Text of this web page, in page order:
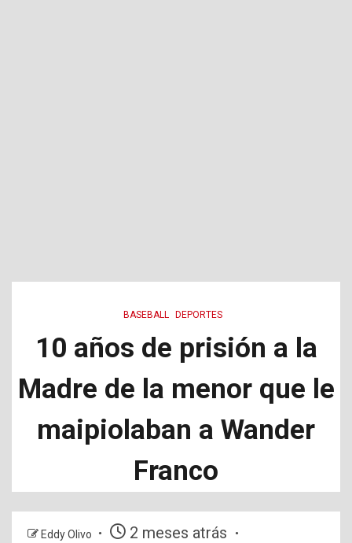
BASEBALL DEPORTES
10 años de prisión a la
Madre de la menor que le
maipiolaban a Wander
Franco
Eddy Olivo 2 meses atrás